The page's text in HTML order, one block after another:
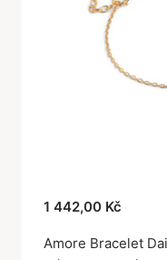
1 442,00 Kč
Amore Bracelet